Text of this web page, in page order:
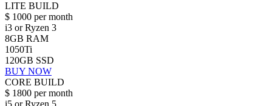
LITE BUILD
$ 1000 per month
i3 or Ryzen 3
8GB RAM
1050Ti
120GB SSD
BUY NOW
CORE BUILD
$ 1800 per month
i5 or Ryzen 5